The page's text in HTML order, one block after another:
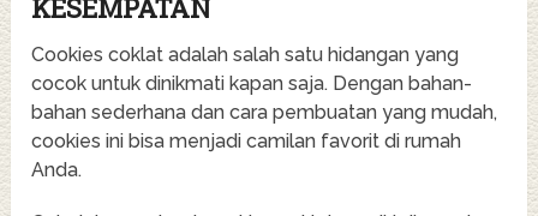
KESEMPATAN
Cookies coklat adalah salah satu hidangan yang
cocok untuk dinikmati kapan saja. Dengan bahan-
bahan sederhana dan cara pembuatan yang mudah,
cookies ini bisa menjadi camilan favorit di rumah
Anda.